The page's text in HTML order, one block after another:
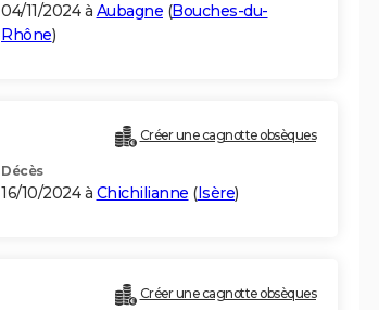
04/11/2024 à Aubagne (Bouches-du-
Rhône)
Créer une cagnotte obsèques
Décès
16/10/2024 à Chichilianne (Isère)
Créer une cagnotte obsèques